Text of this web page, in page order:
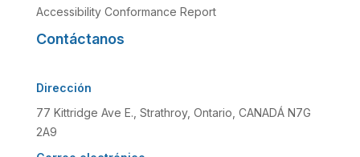
Accessibility Conformance Report
Contáctanos
Dirección
77 Kittridge Ave E., Strathroy, Ontario, CANADÁ N7G
2A9